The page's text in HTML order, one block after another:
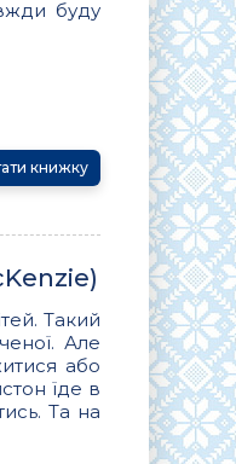
буду
книжку
Такий
Але
або
їде в
Та на